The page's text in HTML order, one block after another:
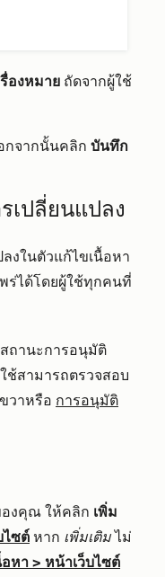
องหมาย ถัดจากผู้ใช้
กจากนั้นคลิก บันทึก
เปลี่ยนแปลง
งในตัวแก้ไขเนื้อหา
ร่ได้โดยผู้ใช้ทุกคนที่
ถานะการอนุมัติ
ช้สามารถตรวจสอบ
วาหรือ การอนุมัติ
องคุณ ให้คลิก เพิ่ม
ไซต์ หาก เพิ่มเติมไม่
อหา > หน้าเว็บไซต์